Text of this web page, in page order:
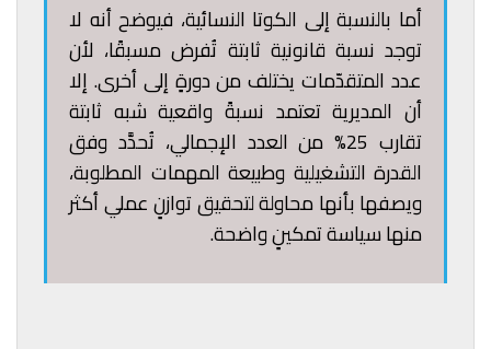
أما بالنسبة إلى الكوتا النسائية، فيوضح أنه لا
توجد نسبة قانونية ثابتة تُفرض مسبقًا، لأن
عدد المتقدّمات يختلف من دورةٍ إلى أخرى. إلا
أن المديرية تعتمد نسبةً واقعية شبه ثابتة
تقارب 25% من العدد الإجمالي، تُحدَّد وفق
القدرة التشغيلية وطبيعة المهمات المطلوبة،
ويصفها بأنها محاولة لتحقيق توازنٍ عملي أكثر
منها سياسة تمكينٍ واضحة.